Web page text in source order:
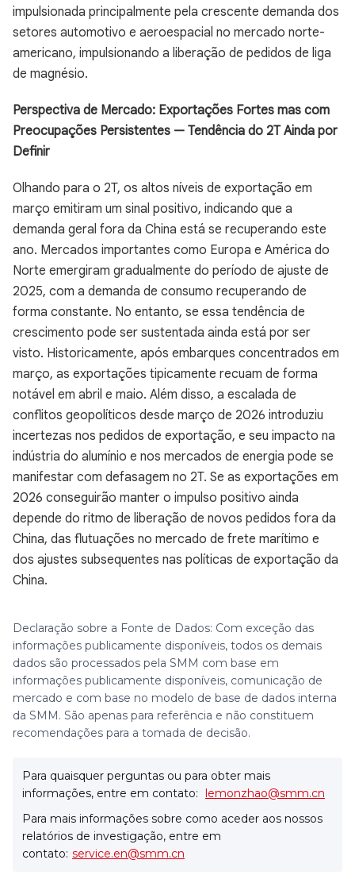
impulsionada principalmente pela crescente demanda dos
setores automotivo e aeroespacial no mercado norte-
americano, impulsionando a liberação de pedidos de liga
de magnésio.
Perspectiva de Mercado: Exportações Fortes mas com
Preocupações Persistentes — Tendência do 2T Ainda por
Definir
Olhando para o 2T, os altos níveis de exportação em
março emitiram um sinal positivo, indicando que a
demanda geral fora da China está se recuperando este
ano. Mercados importantes como Europa e América do
Norte emergiram gradualmente do período de ajuste de
2025, com a demanda de consumo recuperando de
forma constante. No entanto, se essa tendência de
crescimento pode ser sustentada ainda está por ser
visto. Historicamente, após embarques concentrados em
março, as exportações tipicamente recuam de forma
notável em abril e maio. Além disso, a escalada de
conflitos geopolíticos desde março de 2026 introduziu
incertezas nos pedidos de exportação, e seu impacto na
indústria do alumínio e nos mercados de energia pode se
manifestar com defasagem no 2T. Se as exportações em
2026 conseguirão manter o impulso positivo ainda
depende do ritmo de liberação de novos pedidos fora da
China, das flutuações no mercado de frete marítimo e
dos ajustes subsequentes nas políticas de exportação da
China.
Declaração sobre a Fonte de Dados: Com exceção das
informações publicamente disponíveis, todos os demais
dados são processados pela SMM com base em
informações publicamente disponíveis, comunicação de
mercado e com base no modelo de base de dados interna
da SMM. São apenas para referência e não constituem
recomendações para a tomada de decisão.
Para quaisquer perguntas ou para obter mais
informações, entre em contato: lemonzhao@smm.cn
Para mais informações sobre como aceder aos nossos
relatórios de investigação, entre em
contato: service.en@smm.cn